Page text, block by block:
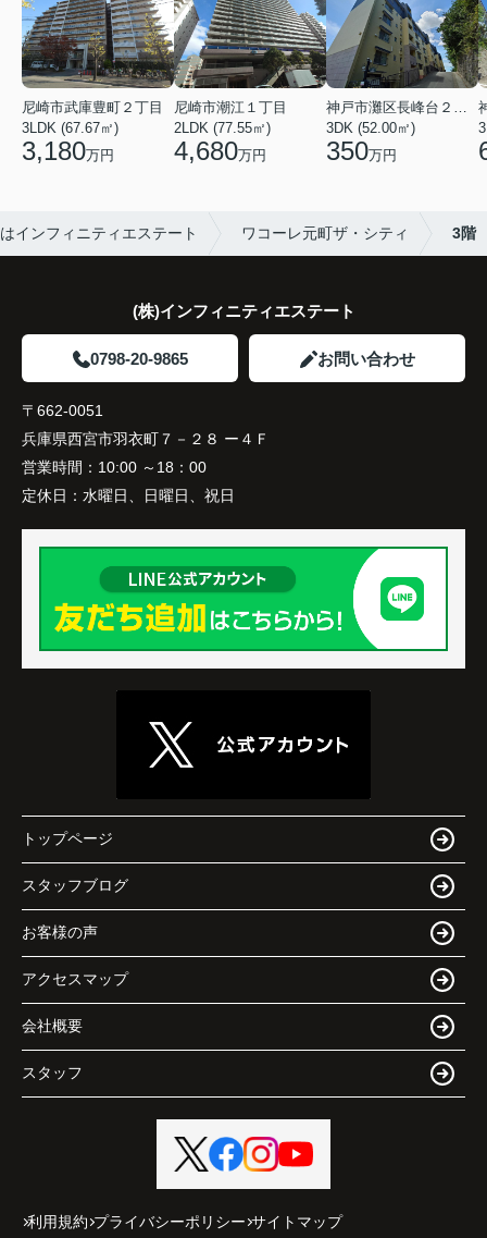
尼崎市武庫豊町２丁目
3LDK (67.67㎡)
3,180万円
尼崎市潮江１丁目
2LDK (77.55㎡)
4,680万円
神戸市灘区長峰台２丁目
3DK (52.00㎡)
350万円
インフィニティエステート ワコーレ元町ザ・シティ 3階
(株)インフィニティエステート
0798-20-9865 お問い合わせ
〒662-0051
兵庫県西宮市羽衣町７－２８ ー４Ｆ
営業時間： 10:00 ～18：00
定休日： 水曜日、日曜日、祝日
トップページ
スタッフブログ
お客様の声
アクセスマップ
会社概要
スタッフ
利用規約 プライバシーポリシー サイトマップ